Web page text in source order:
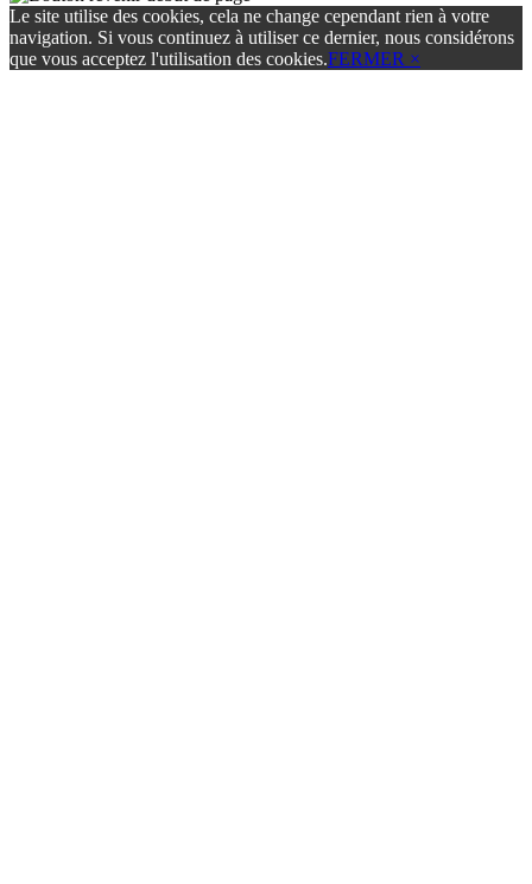
Le site utilise des cookies, cela ne change cependant rien à votre
navigation. Si vous continuez à utiliser ce dernier, nous considérons
que vous acceptez l'utilisation des cookies.FERMER ×